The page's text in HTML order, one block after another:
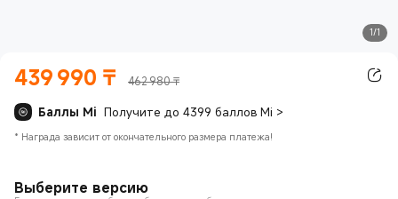
1/1
439 990 ₸ Current Price ₸439990
462 980 ₸
Баллы Mi Получите до 4399 баллов Mi >
* Награда зависит от окончательного размера платежа!
Выберите версию